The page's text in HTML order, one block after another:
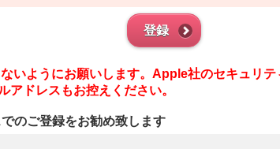
登録
いようにお願いします。Apple社のセキュリ
ドレスもお控えください。
のご登録をお勧め致します